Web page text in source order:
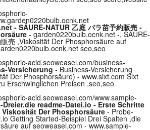
- SÄURE-NATUR 乙庭 バラ苗予約販売 -
- garden0220bulb.ocnk.net -, SÄURE-
売 ,Viskosität Der Phosphorsäure auf
seo,seo
acid.seoweasel.com/business-
Versicherung - Business-Versicherung
Der Phosphorsäure) - www.sixt.com Sixt
Erschwinglichen Preisen ,seo,seo
acid.seoweasel.com/www.sample-
Dreier.die readme-Datei.io - Erste Schritte
Der Phosphorsäure - Probe-
Getting Started-Beispiel Drei Spalten ,die
auf seoweasel.com - www.sample-